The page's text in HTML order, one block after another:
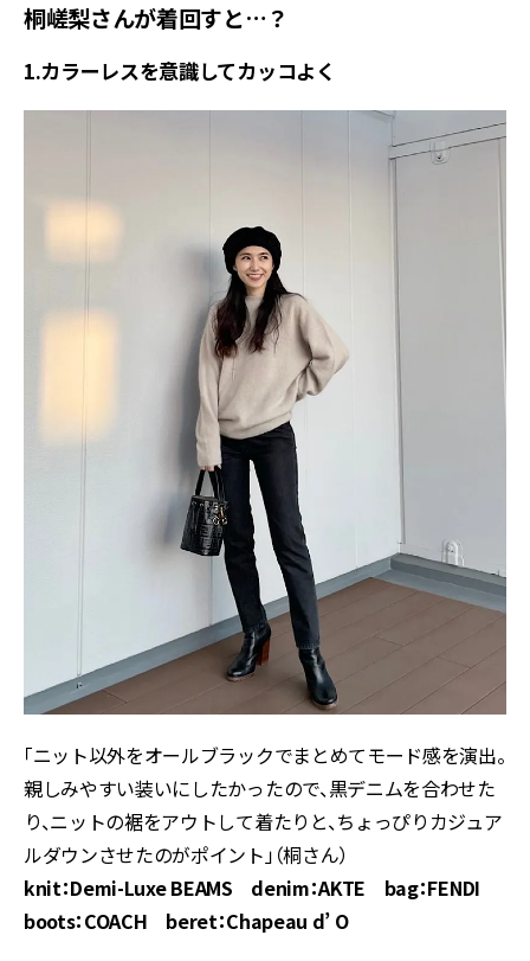
桐嵯梨さんが着回すと…？
1.カラーレスを意識してカッコよく
「ニット以外をオールブラックでまとめてモード感を演出。
親しみやすい装いにしたかったので、黒デニムを合わせた
り、ニットの裾をアウトして着たりと、ちょっぴりカジュア
ルダウンさせたのがポイント」（桐さん）
knit：Demi-Luxe BEAMS denim：AKTE bag：FENDI
boots：COACH beret：Chapeau d’ O